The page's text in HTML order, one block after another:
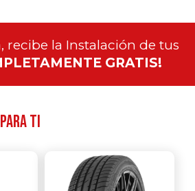
recibe la Instalación de tus
GRATIS!
para ti